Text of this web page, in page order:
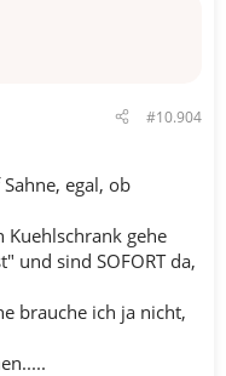
#10.904
egal, ob
Kuehlschrank gehe
und sind SOFORT da,
brauche ich ja nicht,